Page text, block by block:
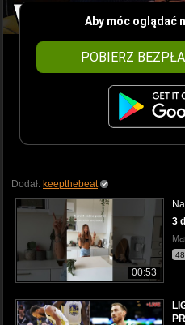
Aby móc oglądać
POBIERZ
Dodał: keepthebeat
00:53
3